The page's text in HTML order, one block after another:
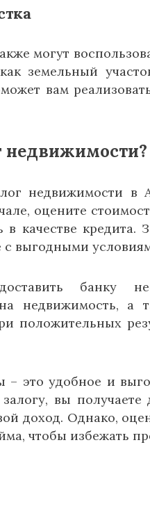
могут
земельный
вам
недвижимости?
недвижимости в
оцените
качестве кредита.
выгодными
банку
недвижимость, а
положительных
это удобное и
вы
доход. Однако,
чтобы избежать